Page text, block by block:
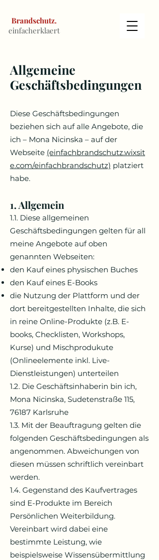
Brandschutz.
einfacherklaert
Allgemeine
Geschäftsbedingungen
Diese Geschäftsbedingungen
beziehen sich auf alle Angebote, die
ich – Mona Nicinska – auf der
Webseite (einfachbrandschutz.wixsit
e.com/einfachbrandschutz) platziert
habe.
1. Allgemein
1.1. Diese allgemeinen
Geschäftsbedingungen gelten für all
meine Angebote auf oben
genannten Webseiten:
den Kauf eines physischen Buches
den Kauf eines E-Books
die Nutzung der Plattform und der
dort bereitgestellten Inhalte, die sich
in reine Online-Produkte (z.B. E-
books, Checklisten, Workshops,
Kurse) und Mischprodukute
(Onlineelemente inkl. Live-
Dienstleistungen) unterteilen
1.2. Die Geschäftsinhaberin bin ich,
Mona Nicinska, Sudetenstraße 115,
76187 Karlsruhe
1.3. Mit der Beauftragung gelten die
folgenden Geschäftsbedingungen als
angenommen. Abweichungen von
diesen müssen schriftlich vereinbart
werden.
1.4. Gegenstand des Kaufvertrages
sind E-Produkte im Bereich
Persönlichen Weiterbildung.
Vereinbart wird dabei eine
bestimmte Leistung, wie
beispielsweise Wissensübermittlung